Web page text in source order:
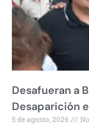
Desafueran a
Desaparición
5 de agosto, 2026